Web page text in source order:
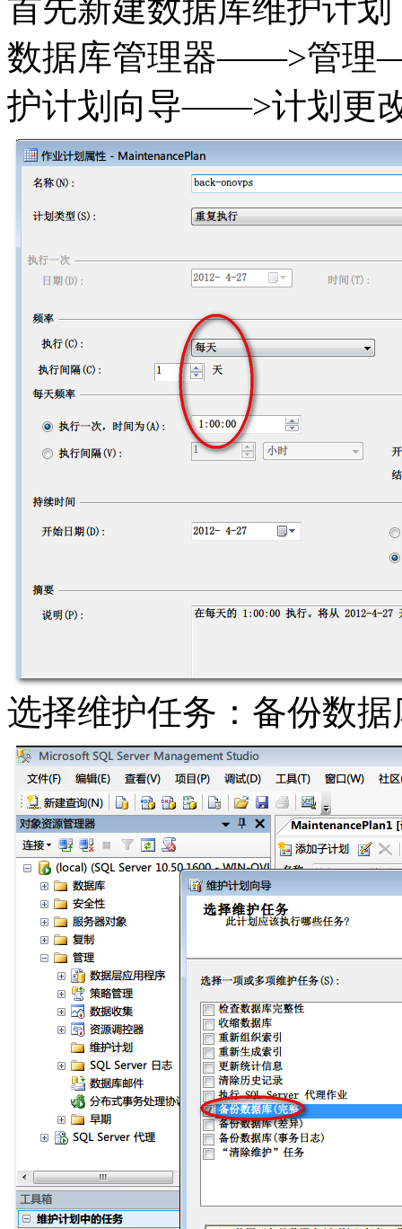
首先新建数据库维护计
数据库管理器——>管
护计划向导——>计划更
选择维护任务：备份数据